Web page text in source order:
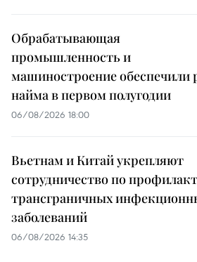
Обрабатывающая
промышленность и
машиностроение обеспечили
найма в первом полугодии
06/08/2026 18:00
Вьетнам и Китай укрепляют
сотрудничество по
трансграничных
заболеваний
06/08/2026 14:35